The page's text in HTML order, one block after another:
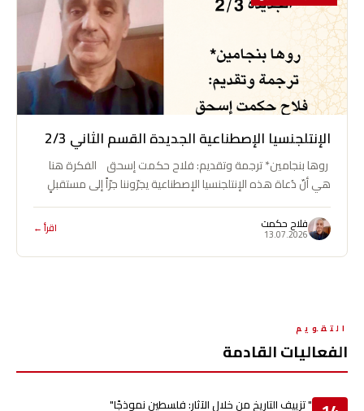
الإنتلجنسيا الإصطناعية الجديدة القسم الثاني 2/3
روها بنجامين* ترجمة وتقديم: فلاح حكمت إسحق الفكرة هنا
هي أنّ دُعاة هذه الإنتلجنسيا الإصطناعية يجرّوننا جرّاً إلى مستقبلٍ
إشكالي شديد…
فلاح حكمت
13.07.2026 اقرأ ←
التقويم
الفعاليات القادمة
" تزييف التاريخ من خلال الآثار: فلسطين نموذجًا"